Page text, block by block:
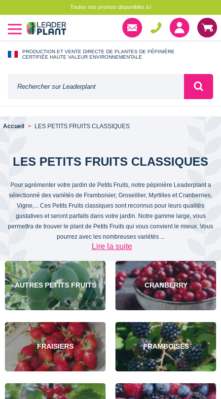
Toutes nos promos disponibles ici
PRODUCTION ET VENTE DIRECTE DE PLANTES DE PÉPINIÈRE
CERTIFIÉE HAUTE VALEUR ENVIRONNEMENTALE
Accueil LES PETITS FRUITS CLASSIQUES
LES PETITS FRUITS CLASSIQUES
Pour agrémenter votre jardin de Petits Fruits, notre pépinière Leaderplant a
sélectionné des variétés de Framboisier, Groseillier, Myrtilles et Cranberries,
Vigne,... Ces Petits Fruits classiques sont reconnus pour leurs qualités
gustatives et seront parfaits dans votre jardin. Notre gamme large, vous
permettra de trouver le plant de Petits Fruits qui vous convient le mieux. Vous
pourrez avec les nombreuses variétés ...
Lire la suite
AUTRES PETITS FRUITS CRANBERRY
FRAISIERS FRAMBOISES